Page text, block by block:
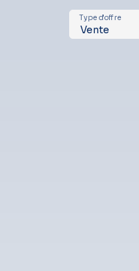
Vente
Type d'offre